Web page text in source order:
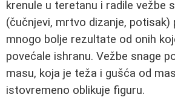
krenule u teretanu i radile vežbe
(čučnjevi, mrtvo dizanje, potisak)
mnogo bolje rezultate od onih
povećale ishranu. Vežbe snage
masu, koja je teža i gušća od
istovremeno oblikuje figuru.